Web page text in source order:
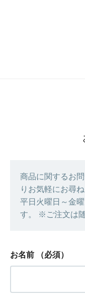
商品に関するお
りお気軽にお尋
平日火曜日～金
す。 ※ご注文は
お名前 （必須）